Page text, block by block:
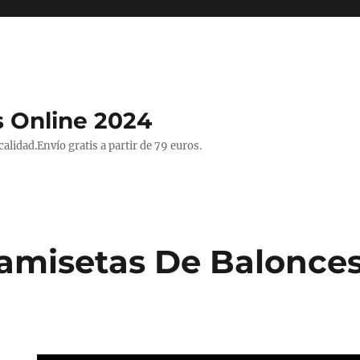
Online 2024
gratis a partir de 79 euros.
De